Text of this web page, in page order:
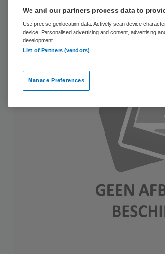
We and our partners process data to
Use precise geolocation data. Actively scan device
device. Personalised advertising and content, advertising
development.
List of Partners (vendors)
Manage Preferences